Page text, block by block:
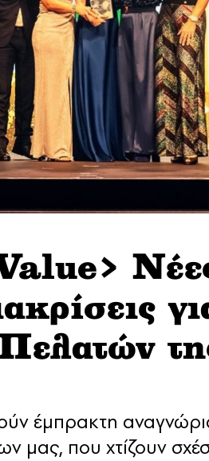
έμπρακτη
που χτίζουν